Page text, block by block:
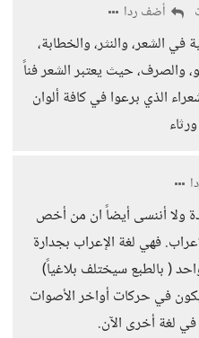
أضف ردا
في الشعر، والنثر، والخطابة،
والصرف، حيث يعتبر الشعر فناً
الذي برعوا في كافة ألوان
ولا أننسى أيضاً ان من أخص
فهي لغة الإعراب بجدارة
( بالطبع سيختلف بلاغياً)
يكون في حركات أواخر الأصوات
لغة أخرى الآن.